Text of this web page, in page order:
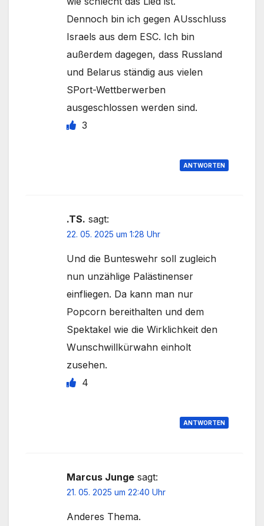
Dennoch bin ich gegen AUsschluss
Israels aus dem ESC. Ich bin
außerdem dagegen, dass Russland
und Belarus ständig aus vielen
SPort-Wettberwerben
ausgeschlossen werden sind.
3
ANTWORTEN
.TS. sagt:
22. 05. 2025 um 1:28 Uhr
Und die Bunteswehr soll zugleich
nun unzählige Palästinenser
einfliegen. Da kann man nur
Popcorn bereithalten und dem
Spektakel wie die Wirklichkeit den
Wunschwillkürwahn einholt
zusehen.
4
ANTWORTEN
Marcus Junge sagt:
21. 05. 2025 um 22:40 Uhr
Anderes Thema.